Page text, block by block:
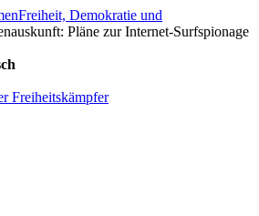
Freiheit, Demokratie und
Pläne zur Internet-Surfspionage